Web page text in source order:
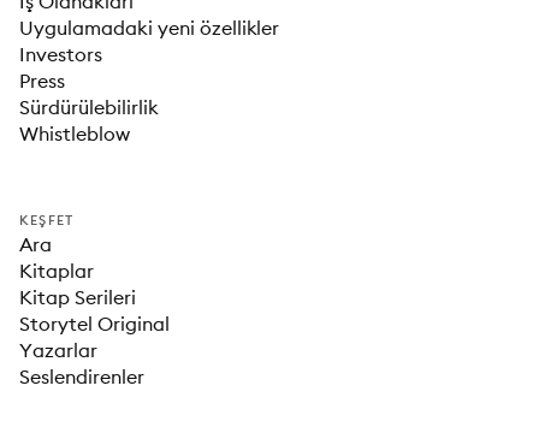
Uygulamadaki yeni özellikler
Investors
Press
Sürdürülebilirlik
Whistleblow
KEŞFET
Ara
Kitaplar
Kitap Serileri
Storytel Original
Yazarlar
Seslendirenler